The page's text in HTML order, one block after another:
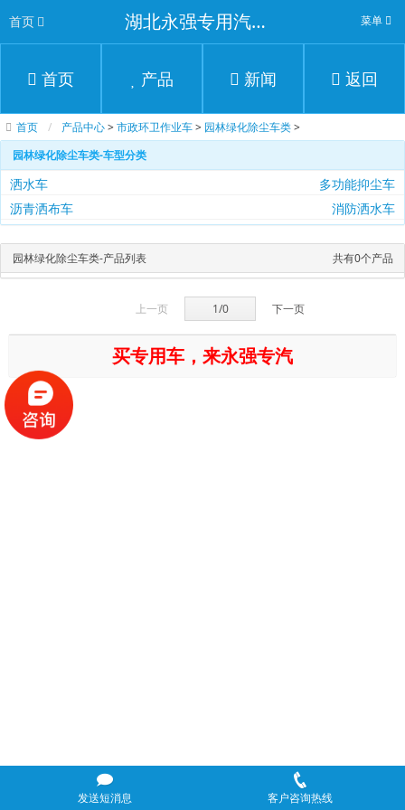
首页 湖北永强专用汽车有限公司 菜单
首页 产品 新闻 返回
首页 产品中心>市政环卫作业车> 园林绿化除尘车类>
园林绿化除尘车类-车型分类
洒水车
多功能抑尘车
沥青洒布车
消防洒水车
园林绿化除尘车类-产品列表 共有0个产品
上一页 1/0 下一页
买专用车，来永强专汽
发送短消息 客户咨询热线